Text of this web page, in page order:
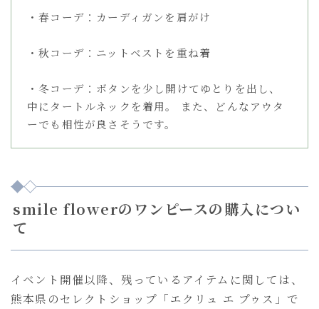
・春コーデ：カーディガンを肩がけ
・秋コーデ：ニットベストを重ね着
・冬コーデ：ボタンを少し開けてゆとりを出し、
中にタートルネックを着用。 また、どんなアウタ
ーでも相性が良さそうです。
smile flowerのワンピースの購入につい
て
イベント開催以降、残っているアイテムに関しては、
熊本県のセレクトショップ「エクリュ エ プゥス」で